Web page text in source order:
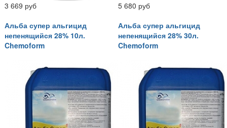
3 669 руб
5 680 руб
Альба супер альгицид
непенящийся 28% 10л.
Chemoform
Альба супер альгицид
непенящийся 28% 30л.
Chemoform